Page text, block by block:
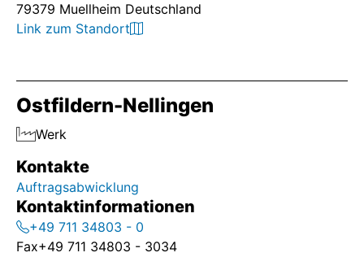
79379 Muellheim Deutschland
Link zum Standort
Ostfildern-Nellingen
Werk
Kontakte
Auftragsabwicklung
Kontaktinformationen
+49 711 34803 - 0
Fax+49 711 34803 - 3034